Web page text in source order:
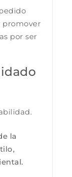
promover
por ser
la